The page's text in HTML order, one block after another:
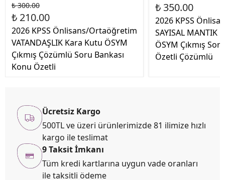
₺ 300.00
₺ 210.00
2026 KPSS Önlisans/Ortaöğretim
VATANDAŞLIK Kara Kutu ÖSYM
Çıkmış Çözümlü Soru Bankası
Konu Özetli
₺ 350.00
2026 KPSS
SAYISAL MANTIK
ÖSYM Çıkmış
Özetli Çözümlü
Ücretsiz Kargo
500TL ve üzeri ürünlerimizde 81 ilimize hızlı
kargo ile teslimat
9 Taksit İmkanı
Tüm kredi kartlarına uygun vade oranları
ile taksitli ödeme